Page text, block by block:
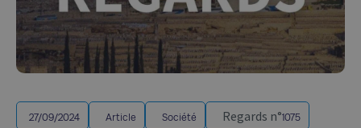
27/09/2024 Article Société Regards n°1075